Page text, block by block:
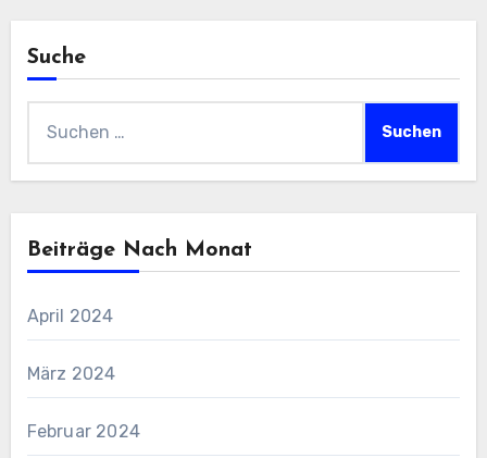
Suche
Beiträge Nach Monat
April 2024
März 2024
Februar 2024